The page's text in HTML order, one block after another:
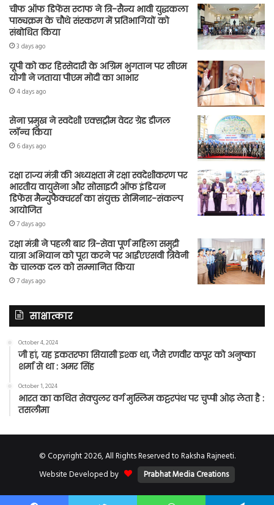
चीफ ऑफ डिफेंस स्टाफ ने त्रि-सैन्य भावी युद्धकला
पाठ्यक्रम के चौथे संस्करण में प्रतिभागियों को
संबोधित किया
3 days ago
यूपी को कर हिस्सेदारी के अग्रिम भुगतान पर सीएम
योगी ने जताया पीएम मोदी का आभार
4 days ago
सेना प्रमुख ने स्वदेशी एक्सट्रीम वेदर ग्रेड डीजल
लॉन्च किया
6 days ago
रक्षा राज्य मंत्री की अध्यक्षता में रक्षा स्वदेशीकरण पर
भारतीय वायुसेना और सोसाइटी ऑफ इंडियन
डिफेंस मैन्युफैक्चरर्स का संयुक्त सेमिनार-संकल्प
आयोजित
7 days ago
रक्षा मंत्री ने पहली बार त्रि-सेवा पूर्ण महिला समुद्री
यात्रा अभियान को पूरा करने पर आईएएसवी त्रिवेनी
के चालक दल को सम्मानित किया
7 days ago
साक्षात्कार
October 4, 2024
जी हां, यह इकतरफा सियासी इश्क था, जैसे रणवीर कपूर को अनुष्का
शर्मा से था : अमर सिंह
October 1, 2024
भारत का कथित सेक्युलर वर्ग मुस्लिम कट्टरपंथ पर चुप्पी ओढ़ लेता है :
तसलीमा
© Copyright 2026, All Rights Reserved to Raksha Rajneeti.
Website Developed by
Prabhat Media Creations